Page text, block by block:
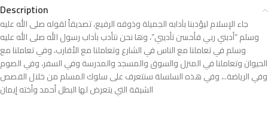
Description
جاء الإسلام ليؤدبنا بآدابه الجميلة وذوقه الرفيع، تصديقاً لقوله صلى الله عليه
وسلم “أدبني ربي فأحسن تأديبي”، وها نحن نتأدب بآداب رسول الله صلى الله عليه
وسلم في تعاملنا مع الناس في الشارع وتعاملنا مع الأقارب، وفي تعاملنا مع
الحيوان وتعاملنا في المنزل والسوق والمسجد والمدرسة وفي السفر، وفي الصوم
وفي الرياضة..، وفي هذه السلسلة سنتعرف على سلوك المسلم من خلال القصص
الشيقة التي يتعرض لها البطل أحمد وأخته إيمان